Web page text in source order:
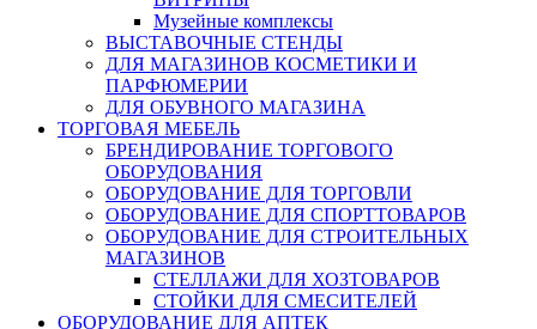
Музейные комплексы
ВЫСТАВОЧНЫЕ СТЕНДЫ
ДЛЯ МАГАЗИНОВ КОСМЕТИКИ И
ПАРФЮМЕРИИ
ДЛЯ ОБУВНОГО МАГАЗИНА
ТОРГОВАЯ МЕБЕЛЬ
БРЕНДИРОВАНИЕ ТОРГОВОГО
ОБОРУДОВАНИЯ
ОБОРУДОВАНИЕ ДЛЯ ТОРГОВЛИ
ОБОРУДОВАНИЕ ДЛЯ СПОРТТОВАРОВ
ОБОРУДОВАНИЕ ДЛЯ СТРОИТЕЛЬНЫХ
МАГАЗИНОВ
СТЕЛЛАЖИ ДЛЯ ХОЗТОВАРОВ
СТОЙКИ ДЛЯ СМЕСИТЕЛЕЙ
ОБОРУДОВАНИЕ ДЛЯ АПТЕК